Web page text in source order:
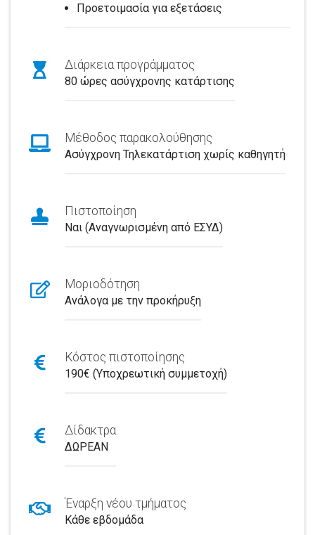
Προετοιμασία για εξετάσεις
Διάρκεια προγράμματος
80 ώρες ασύγχρονης κατάρτισης
Μέθοδος παρακολούθησης
Ασύγχρονη Τηλεκατάρτιση χωρίς καθηγητή
Πιστοποίηση
Ναι (Αναγνωρισμένη από ΕΣΥΔ)
Μοριοδότηση
Ανάλογα με την προκήρυξη
Κόστος πιστοποίησης
190€ (Υποχρεωτική συμμετοχή)
Δίδακτρα
ΔΩΡΕΑΝ
Έναρξη νέου τμήματος
Κάθε εβδομάδα